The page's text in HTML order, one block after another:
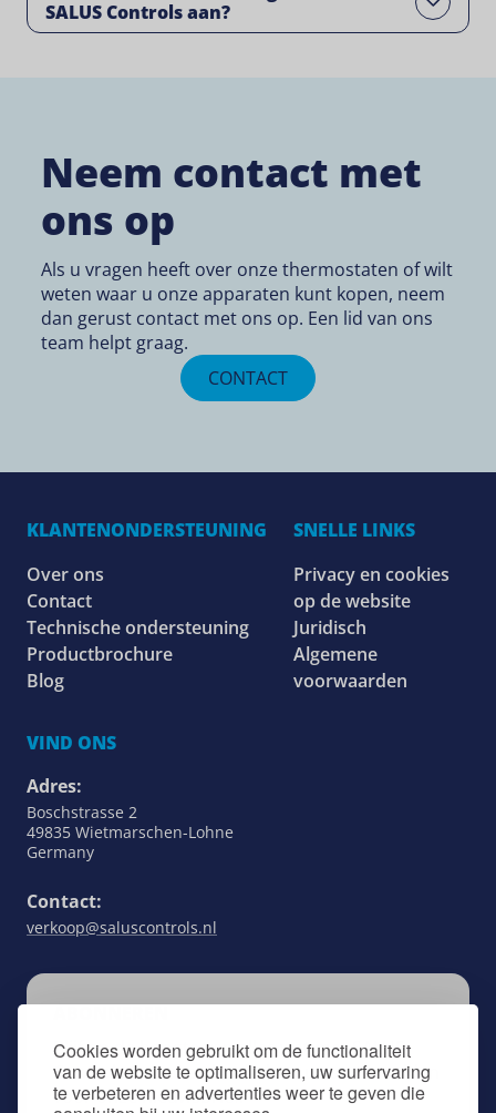
Cookies worden gebruikt om de functionaliteit
van de website te optimaliseren, uw surfervaring
te verbeteren en advertenties weer te geven die
SALUS Controls aan?
Neem contact met
ons op
Als u vragen heeft over onze thermostaten of wilt
weten waar u onze apparaten kunt kopen, neem
dan gerust contact met ons op. Een lid van ons
team helpt graag.
CONTACT
KLANTENONDERSTEUNING
Over ons
Contact
Technische ondersteuning
Productbrochure
Blog
SNELLE LINKS
Privacy en cookies
op de website
Juridisch
Algemene
voorwaarden
VIND ONS
Adres:
Boschstrasse 2
49835 Wietmarschen-Lohne
Germany
Contact:
verkoop@saluscontrols.nl
ABONNEREN
Blijf op de hoogte van alles wat met SALUS
Controls te maken heeft door u aan te melden
voor onze nieuwsbrief.